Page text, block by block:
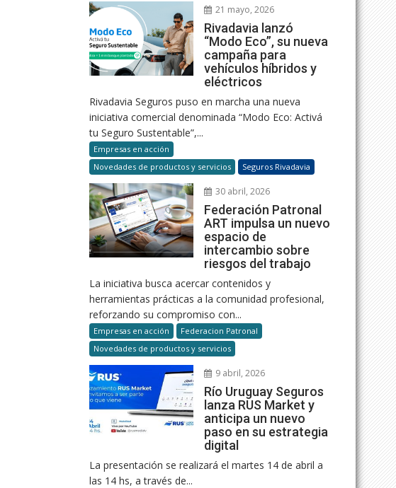
21 mayo, 2026
Rivadavia lanzó
“Modo Eco”, su nueva
campaña para
vehículos híbridos y
eléctricos
Rivadavia Seguros puso en marcha una nueva
iniciativa comercial denominada “Modo Eco: Activá
tu Seguro Sustentable”,...
Empresas en acción
Novedades de productos y servicios
Seguros Rivadavia
30 abril, 2026
Federación Patronal
ART impulsa un nuevo
espacio de
intercambio sobre
riesgos del trabajo
La iniciativa busca acercar contenidos y
herramientas prácticas a la comunidad profesional,
reforzando su compromiso con...
Empresas en acción
Federacion Patronal
Novedades de productos y servicios
9 abril, 2026
Río Uruguay Seguros
lanza RUS Market y
anticipa un nuevo
paso en su estrategia
digital
La presentación se realizará el martes 14 de abril a
las 14 hs, a través de...